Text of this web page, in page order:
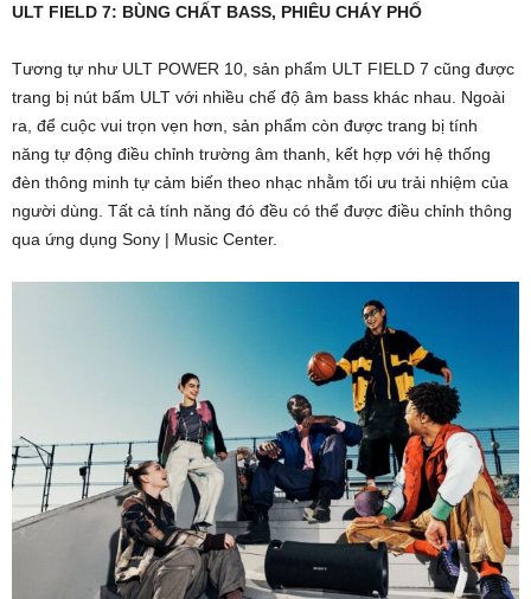
ULT FIELD 7: BÙNG CHẤT BASS, PHIÊU CHÁY PHỐ
Tương tự như ULT POWER 10, sản phẩm ULT FIELD 7 cũng được
trang bị nút bấm ULT với nhiều chế độ âm bass khác nhau. Ngoài
ra, để cuộc vui trọn vẹn hơn, sản phẩm còn được trang bị tính
năng tự động điều chỉnh trường âm thanh, kết hợp với hệ thống
đèn thông minh tự cảm biến theo nhạc nhằm tối ưu trải nhiệm của
người dùng. Tất cả tính năng đó đều có thể được điều chỉnh thông
qua ứng dụng Sony | Music Center.